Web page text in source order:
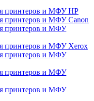
принтеров и МФУ HP
принтеров и МФУ Canon
принтеров и МФУ
принтеров и МФУ Xerox
принтеров и МФУ
принтеров и МФУ
принтеров и МФУ